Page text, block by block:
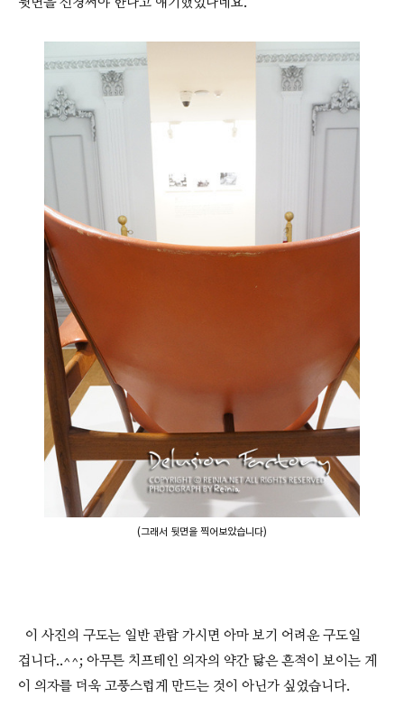
(그래서 뒷면을 찍어보았습니다)
이 사진의 구도는 일반 관람 가시면 아마 보기 어려운 구도일
겁니다..^^; 아무튼 치프테인 의자의 약간 닳은 흔적이 보이는 게
이 의자를 더욱 고풍스럽게 만드는 것이 아닌가 싶었습니다.